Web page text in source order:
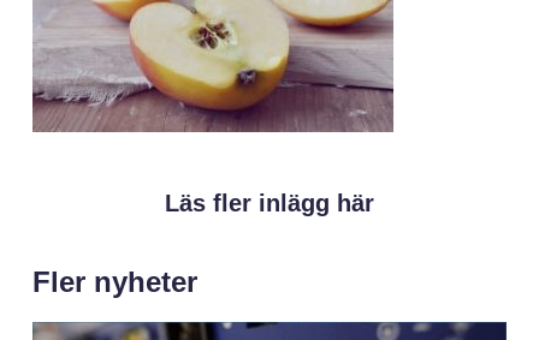
Läs fler inlägg här
Fler nyheter